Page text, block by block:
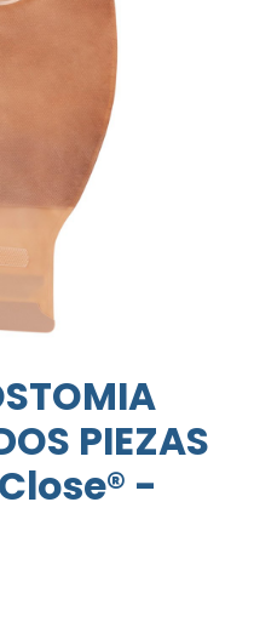
PIEZAS
-